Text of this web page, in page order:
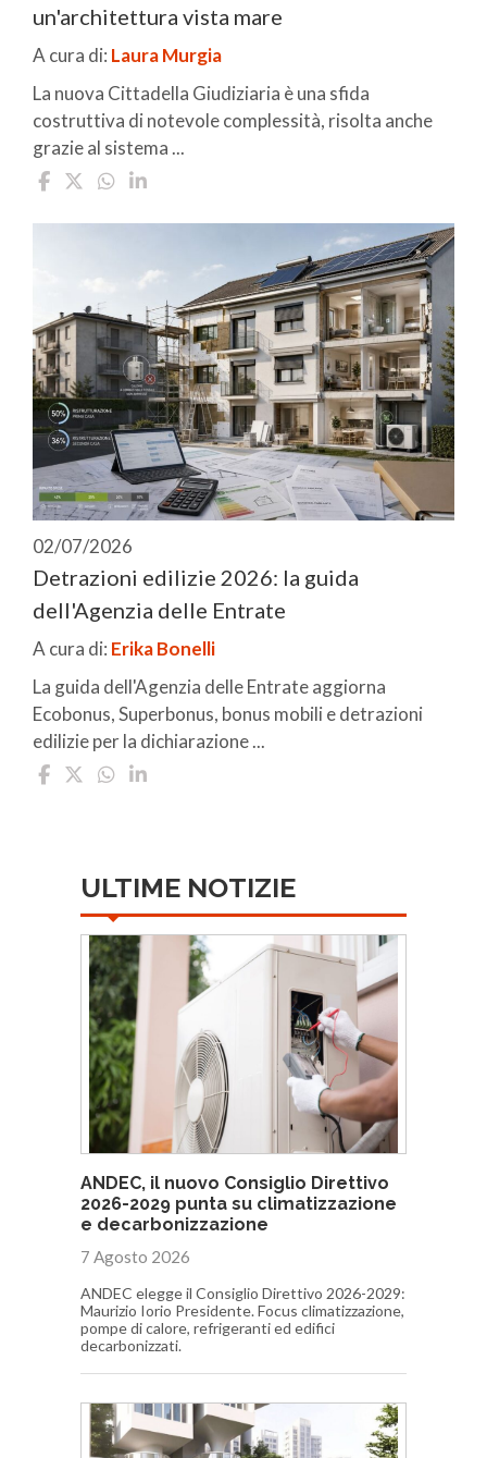
un'architettura vista mare
A cura di: Laura Murgia
La nuova Cittadella Giudiziaria è una sfida
costruttiva di notevole complessità, risolta anche
grazie al sistema ...
02/07/2026
Detrazioni edilizie 2026: la guida
dell'Agenzia delle Entrate
A cura di: Erika Bonelli
La guida dell'Agenzia delle Entrate aggiorna
Ecobonus, Superbonus, bonus mobili e detrazioni
edilizie per la dichiarazione ...
ULTIME NOTIZIE
ANDEC, il nuovo Consiglio Direttivo
2026-2029 punta su climatizzazione
e decarbonizzazione
7 Agosto 2026
ANDEC elegge il Consiglio Direttivo 2026-2029:
Maurizio Iorio Presidente. Focus climatizzazione,
pompe di calore, refrigeranti ed edifici
decarbonizzati.